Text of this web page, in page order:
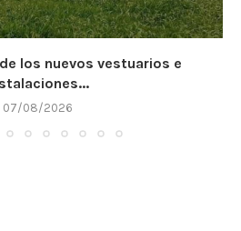
los nuevos vestuarios e
07/08/2026